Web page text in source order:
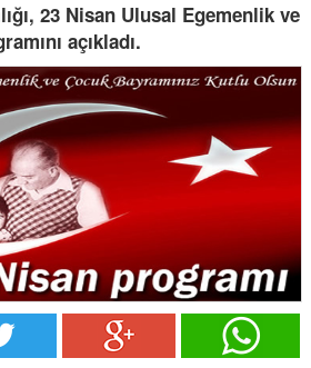
23 Nisan Ulusal Egemenlik ve
açıkladı.